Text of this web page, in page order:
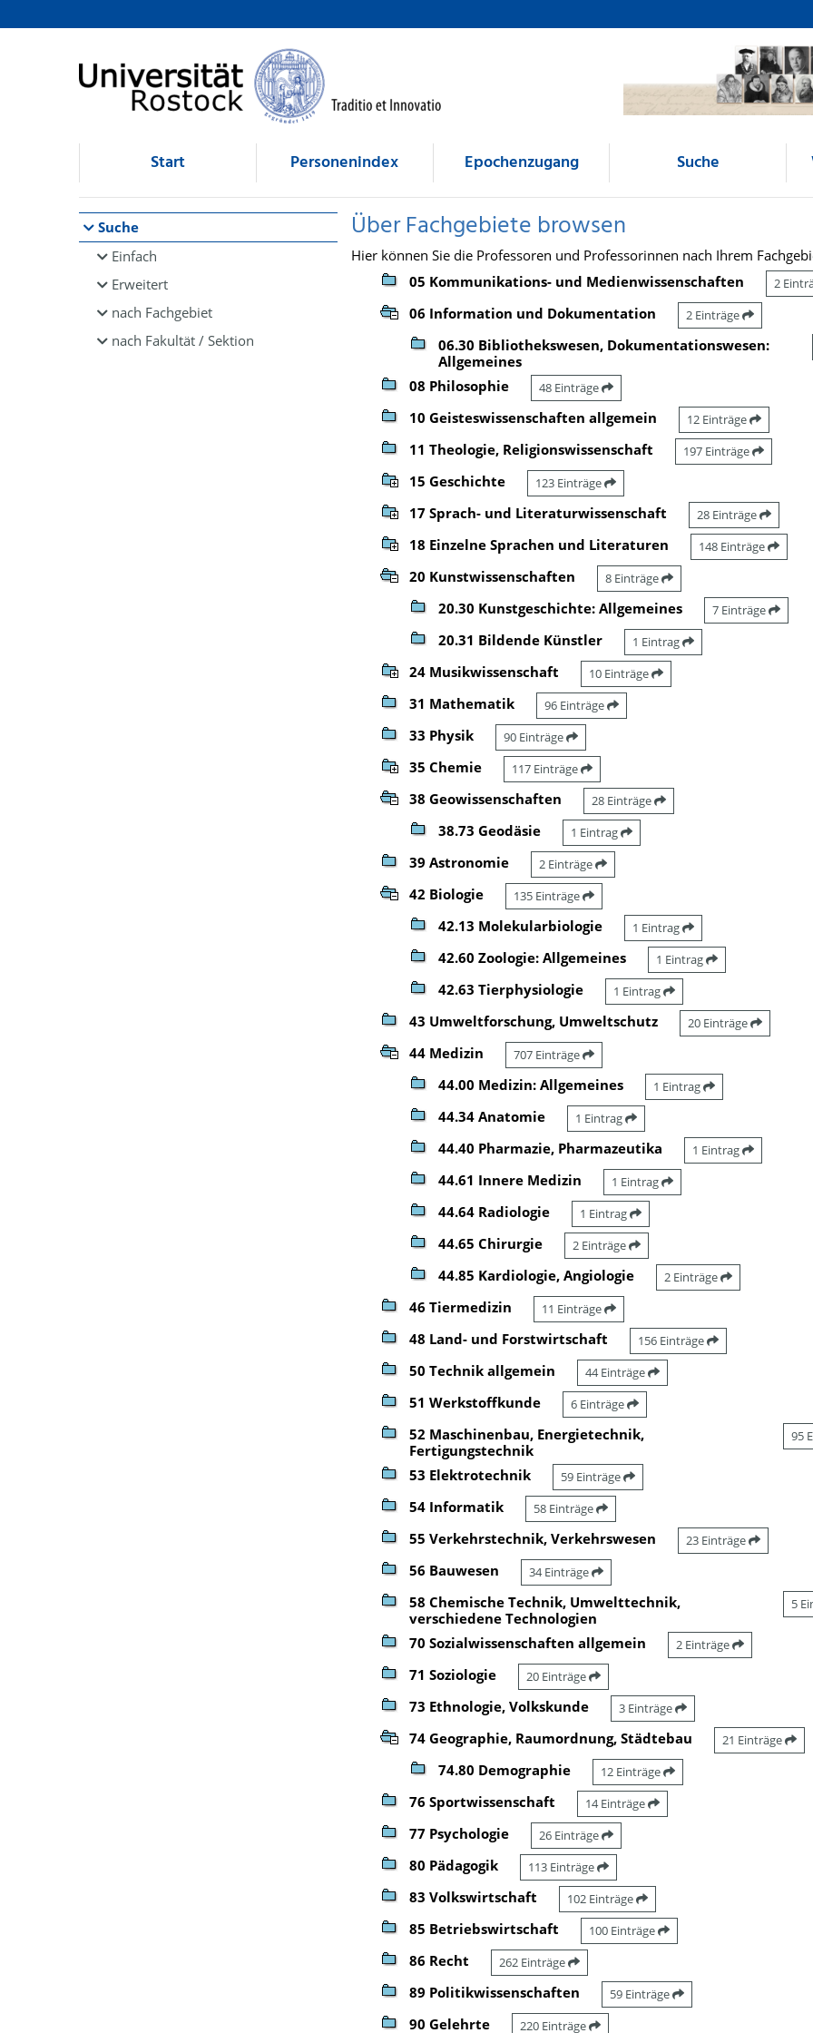
Browsen
direkt zum Inhalt
Start Personenindex Epochenzugang Suche
Suche
Einfach
Erweitert
nach Fachgebiet
nach Fakultät / Sektion
Über Fachgebiete browsen
Hier können Sie die Professoren und Professorinnen nach Ihrem
05 Kommunikations- und Medienwissenschaften
2
06 Information und Dokumentation 2 Einträge
06.30 Bibliothekswesen, Dokumentationswesen:
Allgemeines
08 Philosophie 48 Einträge
10 Geisteswissenschaften allgemein 12 Einträge
11 Theologie, Religionswissenschaft 197 Einträge
15 Geschichte 123 Einträge
17 Sprach- und Literaturwissenschaft 28 Einträge
18 Einzelne Sprachen und Literaturen 148 Einträge
20 Kunstwissenschaften 8 Einträge
20.30 Kunstgeschichte: Allgemeines 7 Einträge
20.31 Bildende Künstler 1 Eintrag
24 Musikwissenschaft 10 Einträge
31 Mathematik 96 Einträge
33 Physik 90 Einträge
35 Chemie 117 Einträge
38 Geowissenschaften 28 Einträge
38.73 Geodäsie 1 Eintrag
39 Astronomie 2 Einträge
42 Biologie 135 Einträge
42.13 Molekularbiologie 1 Eintrag
42.60 Zoologie: Allgemeines 1 Eintrag
42.63 Tierphysiologie 1 Eintrag
43 Umweltforschung, Umweltschutz 20 Einträge
44 Medizin 707 Einträge
44.00 Medizin: Allgemeines 1 Eintrag
44.34 Anatomie 1 Eintrag
44.40 Pharmazie, Pharmazeutika 1 Eintrag
44.61 Innere Medizin 1 Eintrag
44.64 Radiologie 1 Eintrag
44.65 Chirurgie 2 Einträge
44.85 Kardiologie, Angiologie 2 Einträge
46 Tiermedizin 11 Einträge
48 Land- und Forstwirtschaft 156 Einträge
50 Technik allgemein 44 Einträge
51 Werkstoffkunde 6 Einträge
52 Maschinenbau, Energietechnik,
Fertigungstechnik
95
53 Elektrotechnik 59 Einträge
54 Informatik 58 Einträge
55 Verkehrstechnik, Verkehrswesen 23 Einträge
56 Bauwesen 34 Einträge
58 Chemische Technik, Umwelttechnik,
verschiedene Technologien
5
70 Sozialwissenschaften allgemein 2 Einträge
71 Soziologie 20 Einträge
73 Ethnologie, Volkskunde 3 Einträge
74 Geographie, Raumordnung, Städtebau 21 Einträge
74.80 Demographie 12 Einträge
76 Sportwissenschaft 14 Einträge
77 Psychologie 26 Einträge
80 Pädagogik 113 Einträge
83 Volkswirtschaft 102 Einträge
85 Betriebswirtschaft 100 Einträge
86 Recht 262 Einträge
89 Politikwissenschaften 59 Einträge
90 Gelehrte 220 Einträge